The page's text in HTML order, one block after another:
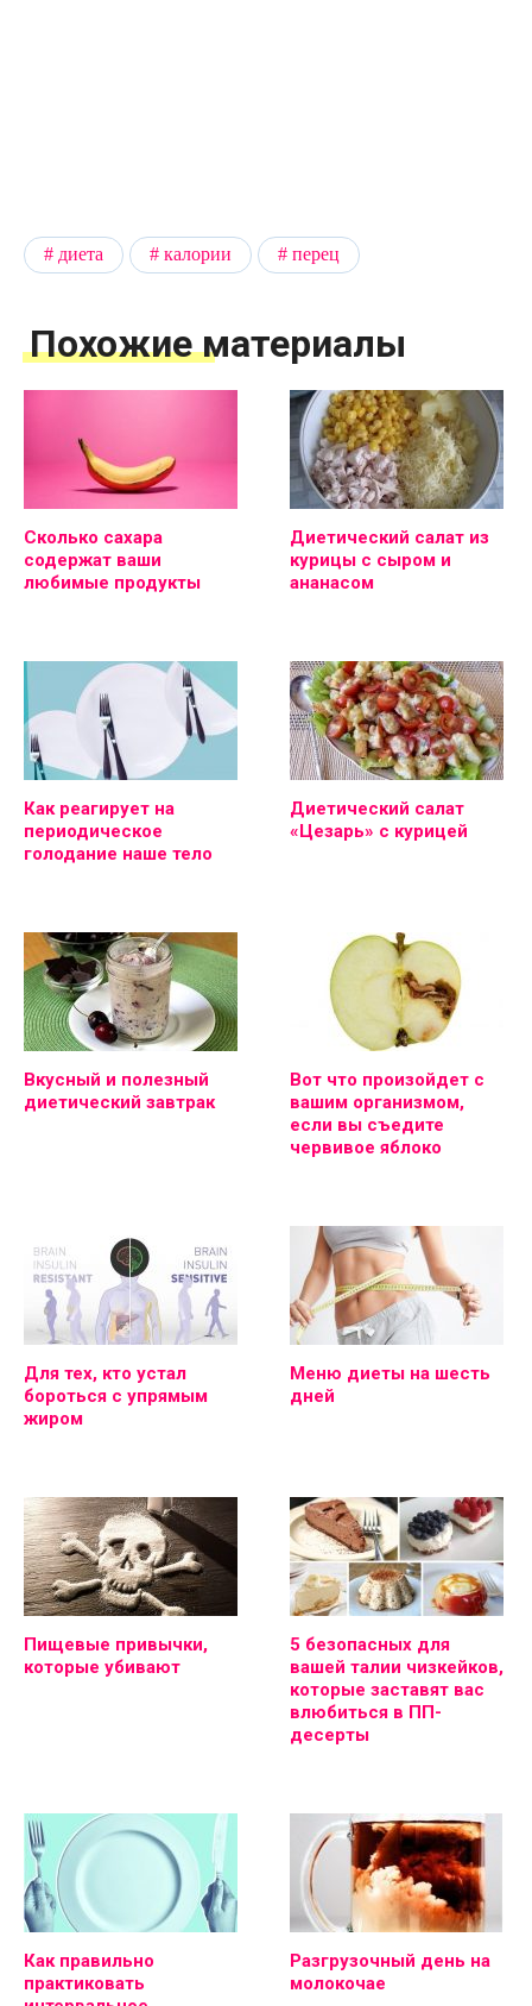
диета калории перец
Похожие материалы
Сколько сахара
содержат ваши
любимые продукты
Диетический салат из
курицы с сыром и
ананасом
Как реагирует на
периодическое
голодание наше тело
Диетический салат
«Цезарь» с курицей
Вкусный и полезный
диетический завтрак
Вот что произойдет с
вашим организмом,
если вы съедите
червивое яблоко
Для тех, кто устал
бороться с упрямым
жиром
Меню диеты на шесть
дней
Пищевые привычки,
которые убивают
5 безопасных для
вашей талии чизкейков,
которые заставят вас
влюбиться в ПП-
десерты
Как правильно
практиковать
Разгрузочный день на
молокочае